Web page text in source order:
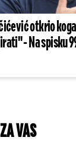
otkrio
- Na spisku
VAS